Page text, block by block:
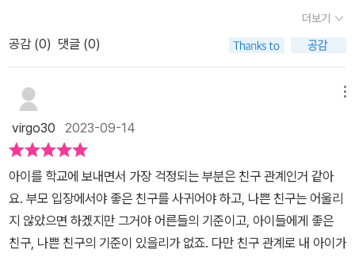
로부터 도서 협찬을 받고 본인의 주관적 견해에 의해 작성하였습니
다.구들은 얼마나 속상할까요.​게다가 당연히 초대받을 줄 알았고그 초대
를 기다렸던 친구라면 더 그 슬픔이 클 듯 해요.책을 읽거나 그림 그리
는 것을 좋아하는 조용하고 소극적인 민서는친구들 사이에서 인기도
많고 활발한 성모와친해지고 싶어합니다.​하지만 늘 성모를 먼 발치에
가 곧 생일파티를 연다니민서는 성모의 생일을 달력에 표시까지 하고
들떠 초대받길 기다리지요.​하지만 희망과는 달리 민서는 성모의 생일
에 초대받지 못하고배신감과 큰 상처를 받게 되요.​성모와 이제는 끝
이라 말하는 민서.​혼자 기대하고 친해지길 원하고조용히 있다가 혼자
상처받은 민서가가엽기도 하고 안쓰럽기도 했네요.​복선의 역활을 하
는 민서가 그린 성모의 그림은민서가 진정한 친구를 알아가는 역활을
더보기
공감 (0) 댓글 (0)
virgo30 2023-09-14
아이를 학교에 보내면서 가장 걱정되는 부분은 친구 관계인거 같아
요. 부모 입장에서야 좋은 친구를 사귀어야 하고, 나쁜 친구는 어울리
지 않았으면 하겠지만 그거야 어른들의 기준이고, 아이들에게 좋은
친구, 나쁜 친구의 기준이 있을리가 없죠. 다만 친구 관계로 내 아이가